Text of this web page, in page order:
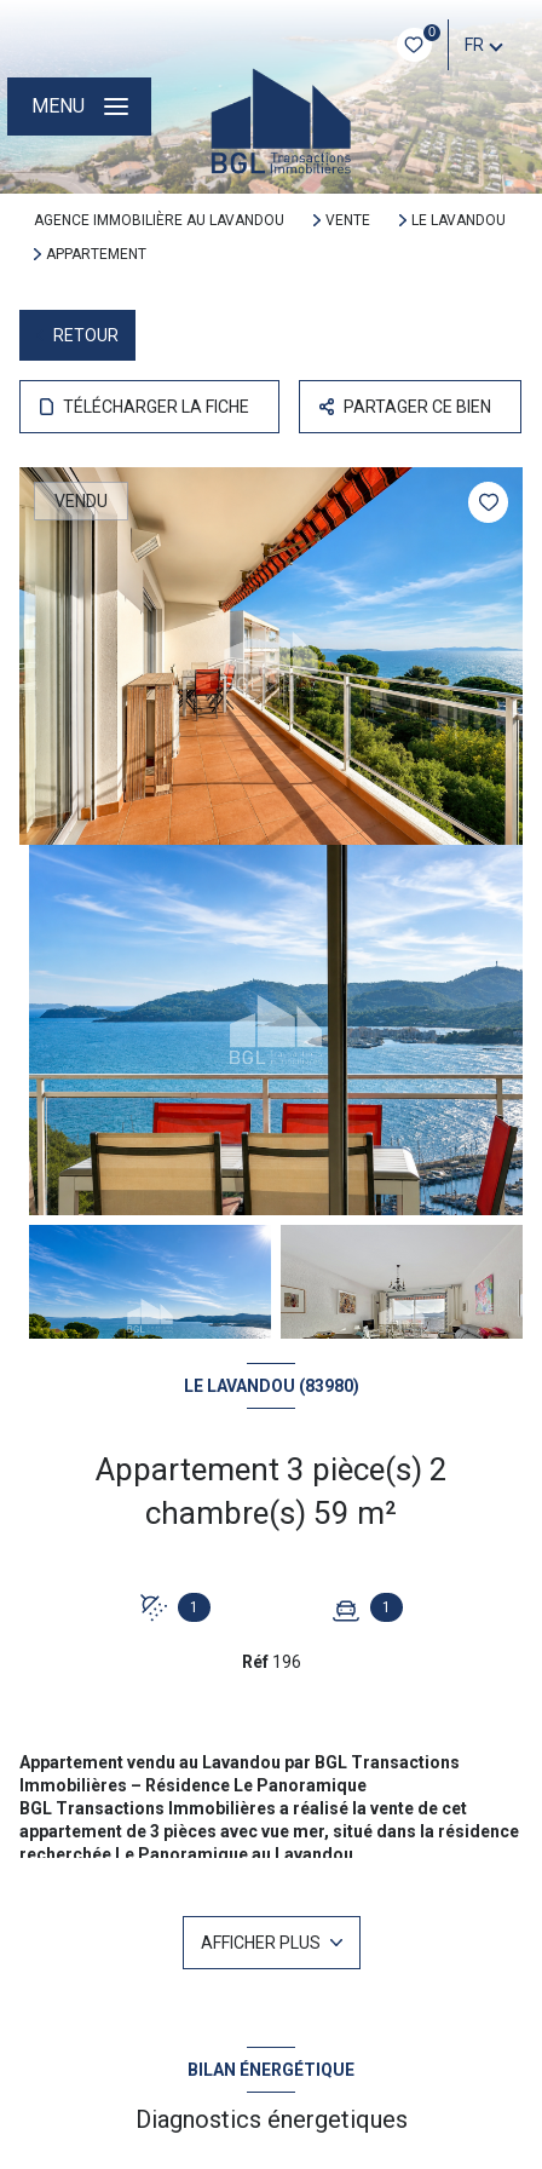
0
FR
MENU
AGENCE IMMOBILIÈRE AU LAVANDOU VENTE
LE LAVANDOU
APPARTEMENT
RETOUR
TÉLÉCHARGER LA FICHE PARTAGER CE BIEN
VENDU
LE LAVANDOU (83980)
Appartement 3 pièce(s) 2
chambre(s) 59 m²
1 1
Réf 196
Appartement vendu au Lavandou par BGL Transactions
Immobilières – Résidence Le Panoramique
BGL Transactions Immobilières a réalisé la vente de cet
appartement de 3 pièces avec vue mer, situé dans la résidence
recherchée Le Panoramique au Lavandou.
Lavandou, notamment pour les biens bénéficiant d’une vue mer,
d’une terrasse, d’un stationnement privatif ou d’un emplacement
dominante sur la mer Méditerranée, les îles d’Or et le Cap Bénat.
L’appartement se composait d’une pièce de vie lumineuse, d’une
cuisine indépendante équipée, de deux chambres, d’une salle
d’eau et de toilettes séparées.
AFFICHER PLUS
BILAN ÉNERGÉTIQUE
Diagnostics énergetiques